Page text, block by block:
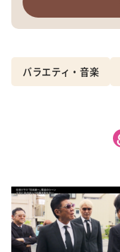
バラエティ・音楽